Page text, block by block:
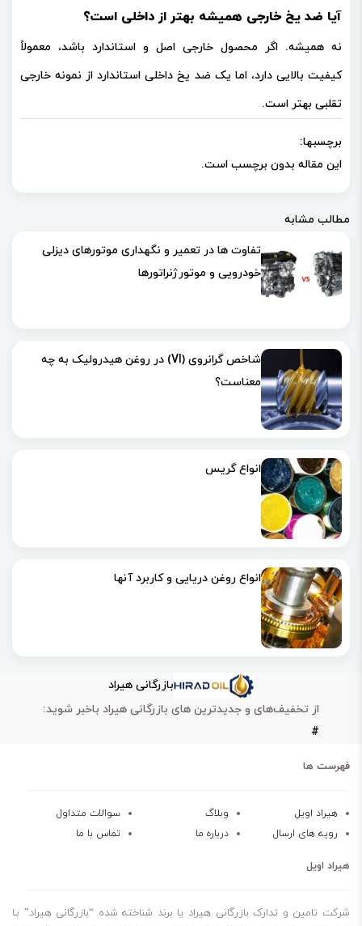
آیا ضد یخ خارجی همیشه بهتر از داخلی است؟
نه همیشه. اگر محصول خارجی اصل و استاندارد باشد، معمولاً
کیفیت بالایی دارد، اما یک ضد یخ داخلی استاندارد از نمونه خارجی
تقلبی بهتر است.
برچسبها:
این مقاله بدون برچسب است.
مطالب مشابه
تفاوت ها در تعمیر و نگهداری موتورهای دیزلی
خودرویی و موتورژنراتورها
شاخص گرانروی (VI) در روغن هیدرولیک به چه
معناست؟
انواع گریس
انواع روغن دریایی و کاربرد آنها
بازرگانی هیراد
از تخفیف‌های و جدیدترین های بازرگانی هیراد باخبر شوید:
#
فهرست ها
هیراد اویل وبلاگ
سوالات متداول
رویه های ارسال
درباره ما تماس با ما
هیراد اویل
شرکت تامین و تدارک بازرگانی هیراد یا برند شناخته شده “بازرگانی هیراد” بـا